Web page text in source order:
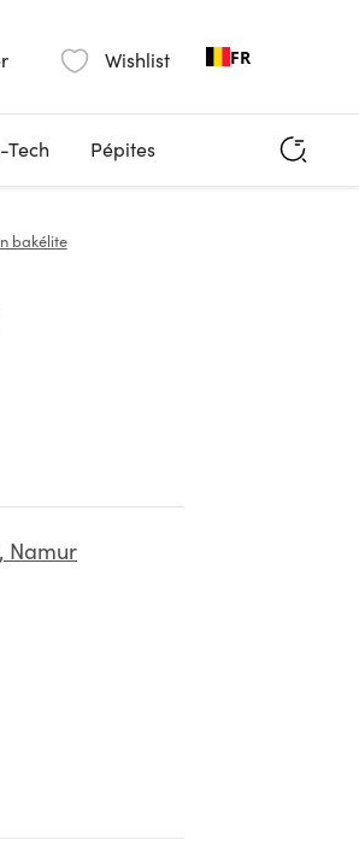
Wishlist FR
Tech Pépites
bakélite
Namur